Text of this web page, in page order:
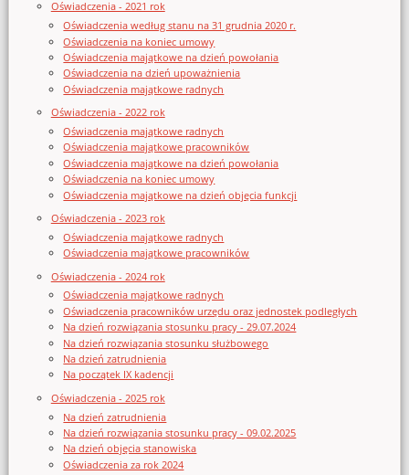
Oświadczenia - 2021 rok
Oświadczenia według stanu na 31 grudnia 2020 r.
Oświadczenia na koniec umowy
Oświadczenia majątkowe na dzień powołania
Oświadczenia na dzień upoważnienia
Oświadczenia majątkowe radnych
Oświadczenia - 2022 rok
Oświadczenia majątkowe radnych
Oświadczenia majątkowe pracowników
Oświadczenia majątkowe na dzień powołania
Oświadczenia na koniec umowy
Oświadczenia majątkowe na dzień objęcia funkcji
Oświadczenia - 2023 rok
Oświadczenia majątkowe radnych
Oświadczenia majątkowe pracowników
Oświadczenia - 2024 rok
Oświadczenia majątkowe radnych
Oświadczenia pracowników urzędu oraz jednostek podległych
Na dzień rozwiązania stosunku pracy - 29.07.2024
Na dzień rozwiązania stosunku służbowego
Na dzień zatrudnienia
Na początek IX kadencji
Oświadczenia - 2025 rok
Na dzień zatrudnienia
Na dzień rozwiązania stosunku pracy - 09.02.2025
Na dzień objęcia stanowiska
Oświadczenia za rok 2024